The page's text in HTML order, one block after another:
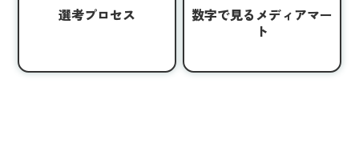
選考プロセス
数字で見るメディアマー
ト